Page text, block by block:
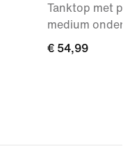
Tanktop met
medium
€ 54,99
€ 54,99